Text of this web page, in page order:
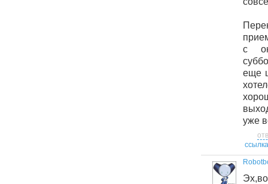
с
еще
уже
ссылка